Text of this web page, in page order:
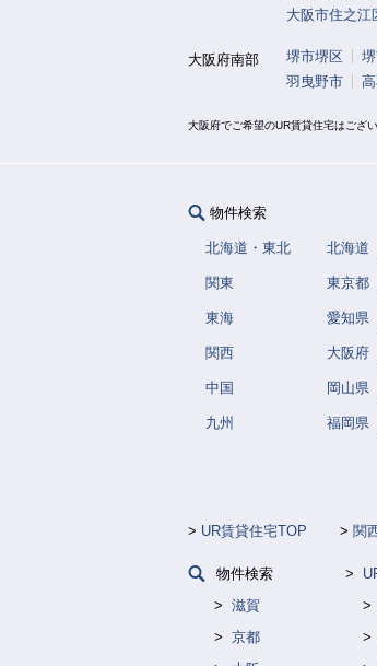
大阪市住之江
大阪府南部 堺市堺区
羽曳野市
大阪府でご希望のUR賃貸住宅はござ
物件検索
北海道・東北 北海道
関東 東京都
東海 愛知県
関西 大阪府
中国 岡山県
九州 福岡県
UR賃貸住宅TOP 関
物件検索
滋賀
京都